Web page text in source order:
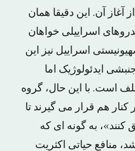
آغاز آن. این دقیقا همان
اسراییلی خواهان
اسراییل نیز این
ایدئولوژیک اما
است. با این حال، گروه
هم قرار می گیرند تا
به گونه ای که
منافع حیاتی اکثریت